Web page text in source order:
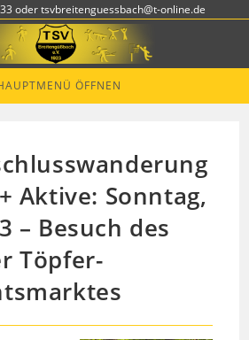
oder tsvbreitenguessbach@t-online.de
ÖFFNEN
Aktive: Sonntag,
– Besuch des
Töpfer-